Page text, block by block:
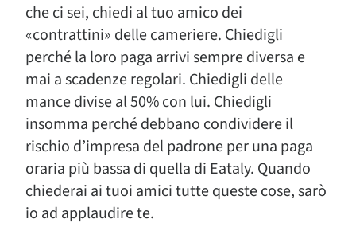
che ci sei, chiedi al tuo amico dei
«contrattini» delle cameriere. Chiedigli
perché la loro paga arrivi sempre diversa e
mai a scadenze regolari. Chiedigli delle
mance divise al 50% con lui. Chiedigli
insomma perché debbano condividere il
rischio d’impresa del padrone per una paga
oraria più bassa di quella di Eataly. Quando
chiederai ai tuoi amici tutte queste cose, sarò
io ad applaudire te.